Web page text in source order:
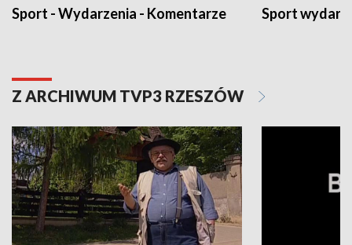
Sport - Wydarzenia - Komentarze Sport
Z ARCHIWUM TVP3 RZESZÓW